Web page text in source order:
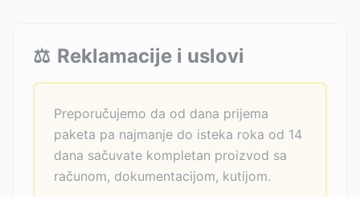
⚖️ Reklamacije i uslovi
Preporučujemo da od dana prijema
paketa pa najmanje do isteka roka od 14
dana sačuvate kompletan proizvod sa
računom, dokumentacijom, kutijom.